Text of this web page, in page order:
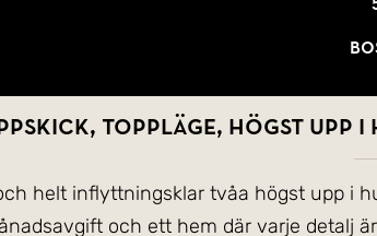
toppläge, högst upp
helt inflyttningsklar tvåa högst upp i
och ett hem där varje detalj